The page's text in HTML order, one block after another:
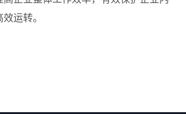
运转。